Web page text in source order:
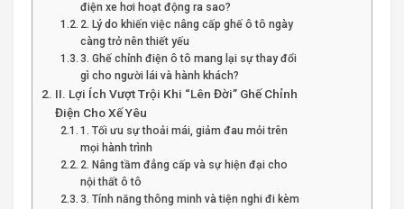
điện xe hơi hoạt động ra sao?
2. Lý do khiến việc nâng cấp ghế ô tô ngày
càng trở nên thiết yếu
3. Ghế chỉnh điện ô tô mang lại sự thay đổi
gì cho người lái và hành khách?
II. Lợi Ích Vượt Trội Khi “Lên Đời” Ghế Chỉnh
Điện Cho Xế Yêu
1. Tối ưu sự thoải mái, giảm đau mỏi trên
mọi hành trình
2. Nâng tầm đẳng cấp và sự hiện đại cho
nội thất ô tô
3. Tính năng thông minh và tiện nghi đi kèm